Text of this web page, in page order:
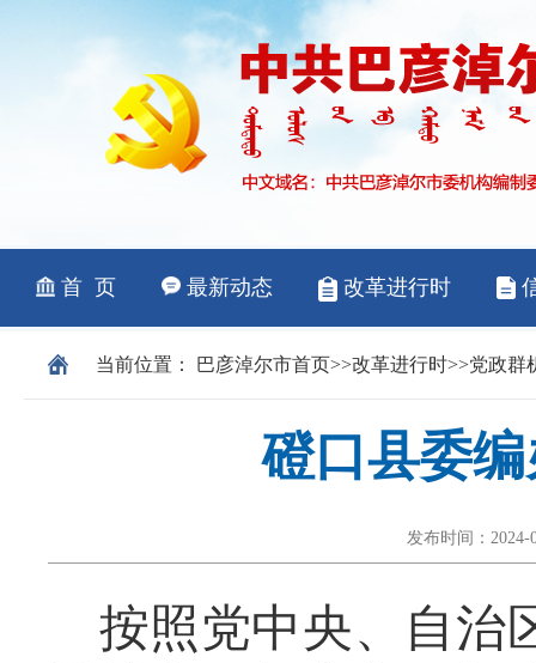
当前位置： 巴彦淖尔市首页>>改革进行时>>党政群
磴口县委
发布时间：2024-
按照党中央、自治